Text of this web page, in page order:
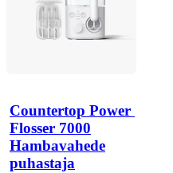
Countertop Power
Flosser 7000
Hambavahede
puhastaja